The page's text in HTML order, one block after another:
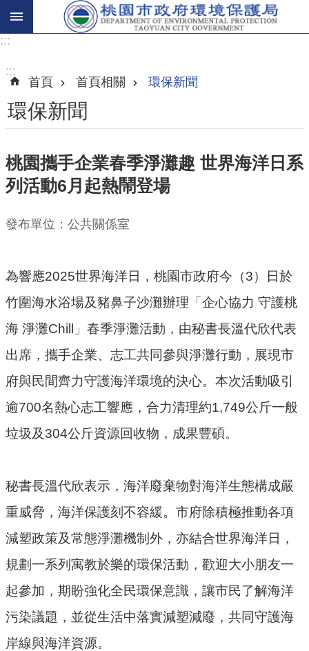
搜
尋
關
於
們
保
題
環
境
品
質
民
資
訊
公
開
所
機
關
:::
:::
首頁
首頁相關 環保新聞
環保新聞
桃園攜手企業春季淨灘趣 世界海洋日系
列活動6月起熱鬧登場
發布單位：公共關係室
為響應2025世界海洋日，桃園市政府今（3）日於
竹圍海水浴場及豬鼻子沙灘辦理「企心協力 守護桃
海 淨灘Chill」春季淨灘活動，由秘書長溫代欣代表
出席，攜手企業、志工共同參與淨灘行動，展現市
府與民間齊力守護海洋環境的決心。本次活動吸引
逾700名熱心志工響應，合力清理約1,749公斤一般
垃圾及304公斤資源回收物，成果豐碩。
秘書長溫代欣表示，海洋廢棄物對海洋生態構成嚴
重威脅，海洋保護刻不容緩。市府除積極推動各項
減塑政策及常態淨灘機制外，亦結合世界海洋日，
規劃一系列寓教於樂的環保活動，歡迎大小朋友一
起參加，期盼強化全民環保意識，讓市民了解海洋
污染議題，並從生活中落實減塑減廢，共同守護海
岸線與海洋資源。